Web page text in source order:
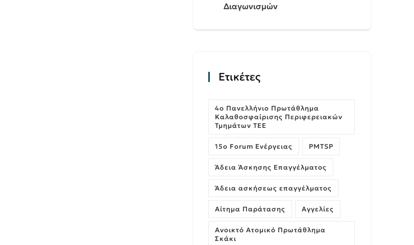
Διαγωνισμών
Ετικέτες
4ο Πανελλήνιο Πρωτάθλημα
Καλαθοσφαίρισης Περιφερειακών
Τμημάτων ΤΕΕ
15ο Forum Ενέργειας PMTSP
Άδεια Άσκησης Επαγγέλματος
Άδεια ασκήσεως επαγγέλματος
Αίτημα Παράτασης Αγγελίες
Ανοικτό Ατομικό Πρωτάθλημα
Σκάκι